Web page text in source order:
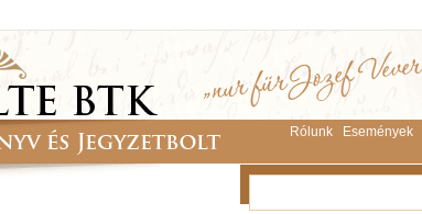
Rólunk Események